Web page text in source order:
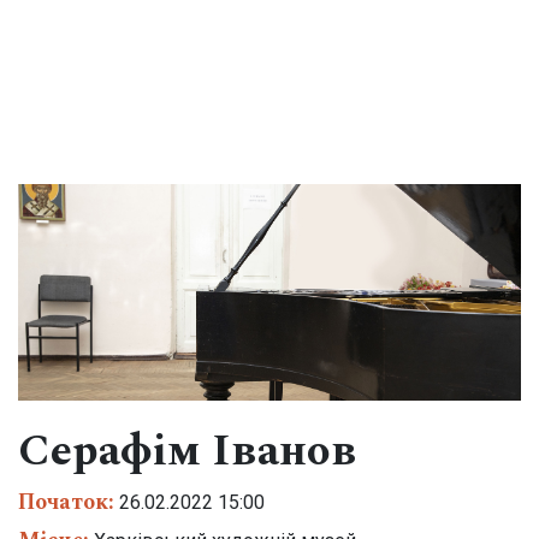
Історична довідка
Видання та публікації
Експонати місяця
Колекція
Серафім Іванов
Початок: 26.02.2022 15:00